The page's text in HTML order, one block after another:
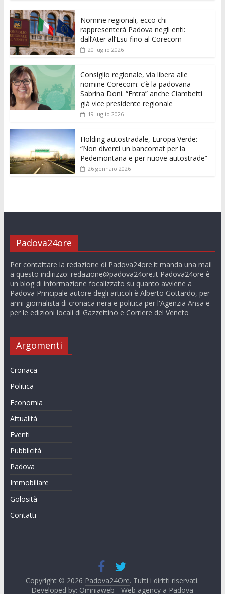
e
b
o
o
k
itt
er l s
A
p
p
ss
e
n
er
di
t
k
e
dI
di
vi
Nomine regionali, ecco chi
rappresenterà Padova negli enti:
dall’Ater all’Esu fino al Corecom
20 luglio 2026
Consiglio regionale, via libera alle
nomine Corecom: c’è la padovana
Sabrina Doni. “Entra” anche Ciambetti
già vice presidente regionale
19 luglio 2026
Holding autostradale, Europa Verde:
“Non diventi un bancomat per la
Pedemontana e per nuove autostrade”
26 gennaio 2026
Padova24ore
Per contattare la redazione di Padova24ore.it manda una mail
a questo indirizzo: redazione@padova24ore.itPadova24ore è
un blog di informazione focalizzato su quanto avviene a
Padova Principale autore degli articoli è Alberto Gottardo, per
anni giornalista di cronaca nera e politica per l'Agenzia Ansa e
per le edizioni locali di Gazzettino e Corriere del Veneto
Argomenti
Cronaca
Politica
Economia
Attualità
Eventi
Pubblicità
Padova
Immobiliare
Golosità
Contatti
Copyright © 2026 Padova24Ore. Tutti i diritti riservati.
Developed by: Omniaweb - Web agency a Padova